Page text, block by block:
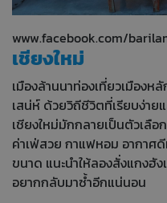
www.facebook.com/
เชียงใหม่
เมืองล้านนาท่องเที่ยวเมืองห
เสน่ห์ ด้วยวิถีชีวิตที่เรียบง่าย
เชียงใหม่มักกลายเป็นตัวเลือ
ค่าเฟ่สวย กาแฟหอม อากาศ
ขนาด แนะนำให้ลองสั่งแกงฮั
อยากกลับมาซ้ำอีกแน่นอน